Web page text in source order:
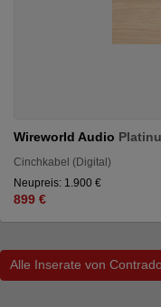
Wireworld Audio
Cinchkabel (Digital)
Neupreis: 1.900 €
899 €
Alle Inserate von